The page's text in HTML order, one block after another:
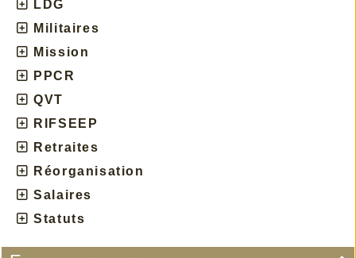
LDG
Militaires
Mission
PPCR
QVT
RIFSEEP
Retraites
Réorganisation
Salaires
Statuts